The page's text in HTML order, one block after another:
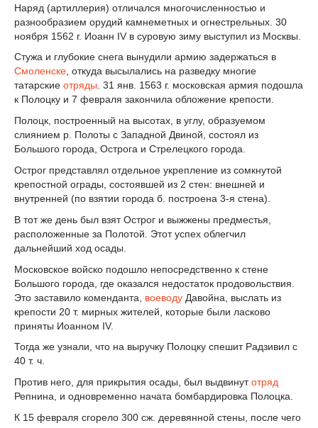
Наряд (артиллерия) отличался многочисленностью и
разнообразием орудий камнеметных и огнестрельных. 30
ноября 1562 г. Иоанн IV в суровую зиму выступил из Москвы.
Стужа и глубокие снега вынудили армию задержаться в
Смоленске, откуда высылались на разведку многие
татарские отряды. 31 янв. 1563 г. московская армия подошла
к Полоцку и 7 февраля закончила обложение крепости.
Полоцк, построенный на высотах, в углу, образуемом
слиянием р. Полоты с Западной Двиной, состоял из
Большого города, Острога и Стрелецкого города.
Острог представлял отдельное укрепление из сомкнутой
крепостной ограды, состоявшей из 2 стен: внешней и
внутренней (по взятии города б. построена 3-я стена).
В тот же день был взят Острог и выжжены предместья,
расположенные за Полотой. Этот успех облегчил
дальнейший ход осады.
Московское войско подошло непосредственно к стене
Большого города, где оказался недостаток продовольствия.
Это заставило коменданта, воеводу Давойна, выслать из
крепости 20 т. мирных жителей, которые были ласково
приняты Иоанном IV.
Тогда же узнали, что на выручку Полоцку спешит Радзивил с
40 т. ч.
Против него, для прикрытия осады, был выдвинутотряд
Репнина, и одновременно начата бомбардировка Полоцка.
К 15 февраля сгорело 300 сж. деревянной стены, после чего